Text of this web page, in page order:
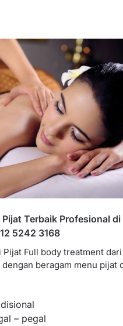
Pijat Terbaik Profesional di
5242 3168
Pijat Full body treatment
dengan beragam menu pijat
– pegal